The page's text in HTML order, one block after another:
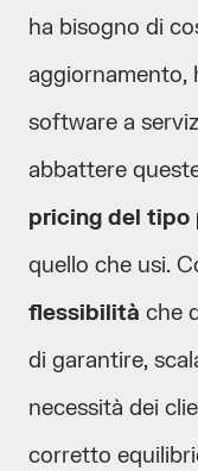
ha bisogno di
aggiornamento,
software a
abbattere
pricing del tipo
quello che usi.
flessibilità che
di garantire,
necessità dei
corretto